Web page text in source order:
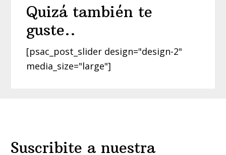
Quizá también te
guste..
[psac_post_slider design="design-2"
media_size="large"]
Suscribite a nuestra